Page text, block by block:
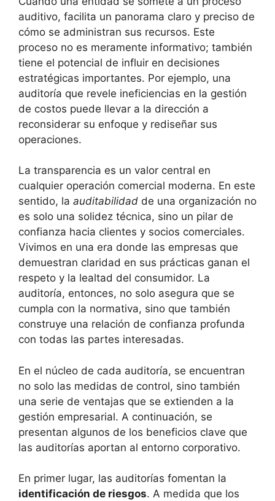
auditivo, facilita un panorama claro y preciso de
cómo se administran sus recursos. Este
proceso no es meramente informativo; también
tiene el potencial de influir en decisiones
estratégicas importantes. Por ejemplo, una
auditoría que revele ineficiencias en la gestión
de costos puede llevar a la dirección a
reconsiderar su enfoque y rediseñar sus
operaciones.
La transparencia es un valor central en
cualquier operación comercial moderna. En este
sentido, la auditabilidad de una organización no
es solo una solidez técnica, sino un pilar de
confianza hacia clientes y socios comerciales.
Vivimos en una era donde las empresas que
demuestran claridad en sus prácticas ganan el
respeto y la lealtad del consumidor. La
auditoría, entonces, no solo asegura que se
cumpla con la normativa, sino que también
construye una relación de confianza profunda
con todas las partes interesadas.
En el núcleo de cada auditoría, se encuentran
no solo las medidas de control, sino también
una serie de ventajas que se extienden a la
gestión empresarial. A continuación, se
presentan algunos de los beneficios clave que
las auditorías aportan al entorno corporativo.
En primer lugar, las auditorías fomentan la
identificación de riesgos. A medida que los